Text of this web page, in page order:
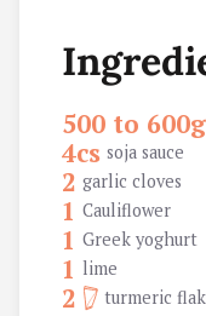
500 to 600g
4cs soja sauce
2 garlic cloves
1 Cauliflower
1 Greek yoghurt
1 lime
2 turmeric